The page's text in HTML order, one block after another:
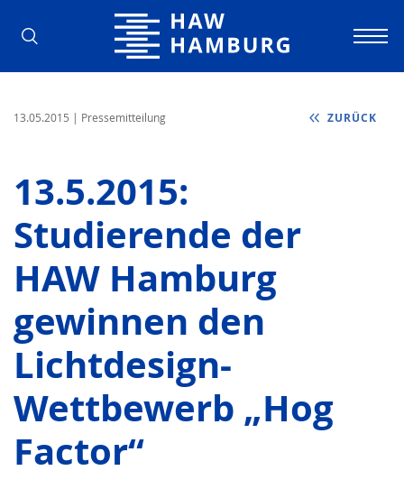
Hochschule für Angewandte
13.05.2015 | Pressemitteilung ZURÜCK
13.5.2015:
Studierende der
HAW Hamburg
gewinnen den
Lichtdesign-
Wettbewerb „Hog
Factor“